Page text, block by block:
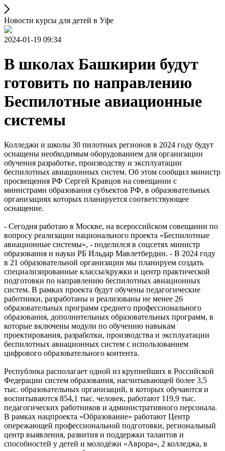
Новости курсы для детей в Уфе
2024-01-19 09:34
В школах Башкирии будут
готовить по направлению
Беспилотные авиационные
системы
Колледжи и школы 30 пилотных регионов в 2024 году будут
оснащены необходимым оборудованием для организации
обучения разработке, производству и эксплуатации
беспилотных авиационных систем. Об этом сообщил министр
просвещения РФ Сергей Кравцов на совещании с
министрами образования субъектов РФ, в образовательных
организациях которых планируется соответствующее
оснащение.
- Сегодня работаю в Москве, на всероссийском совещании по
вопросу реализации национального проекта «Беспилотные
авиационные системы», - поделился в соцсетях министр
образования и науки РБ Ильдар Мавлетбердин. - В 2024 году
в 21 образовательной организации мы планируем создать
специализированные классы/кружки и центр практической
подготовки по направлению беспилотных авиационных
систем. В рамках проекта будут обучены педагогические
работники, разработаны и реализованы не менее 26
образовательных программ среднего профессионального
образования, дополнительных образовательных программ, в
которые включены модули по обучению навыкам
проектирования, разработки, производства и эксплуатации
беспилотных авиационных систем с использованием
цифрового образовательного контента.
Республика располагает одной из крупнейших в Российской
Федерации систем образования, насчитывающей более 3,5
тыс. образовательных организаций, в которых обучаются и
воспитываются 854,1 тыс. человек, работают 119,9 тыс.
педагогических работников и административного персонала.
В рамках нацпроекта «Образование» работают Центр
опережающей профессиональной подготовки, региональный
центр выявления, развития и поддержки талантов и
способностей у детей и молодёжи «Аврора», 2 колледжа, в